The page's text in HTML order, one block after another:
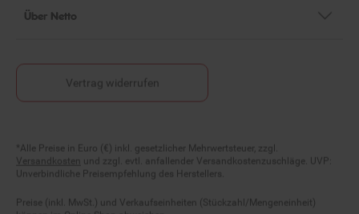
Über Netto
Fußnoten
Versandkosten und zzgl. evtl. anfallender Versandkostenzuschläge. UVP:
Unverbindliche Preisempfehlung des Herstellers.
können im Online-Shop abweichen.